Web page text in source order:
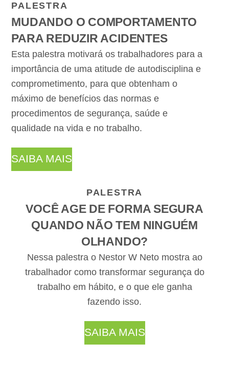
PALESTRA
MUDANDO O COMPORTAMENTO
PARA REDUZIR ACIDENTES
Esta palestra motivará os trabalhadores para a
importância de uma atitude de autodisciplina e
comprometimento, para que obtenham o
máximo de benefícios das normas e
procedimentos de segurança, saúde e
qualidade na vida e no trabalho.
SAIBA MAIS
PALESTRA
VOCÊ AGE DE FORMA SEGURA
QUANDO NÃO TEM NINGUÉM
OLHANDO?
Nessa palestra o Nestor W Neto mostra ao
trabalhador como transformar segurança do
trabalho em hábito, e o que ele ganha
fazendo isso.
SAIBA MAIS